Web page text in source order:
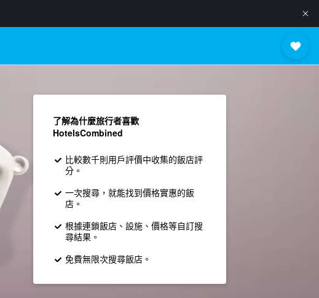
了解為什麼旅行者喜歡
HotelsCombined
比較數千則用戶評價中收集的飯店評
分。
一次搜尋，就能找到價格實惠的飯
店。
根據連鎖飯店、設施、價格等自訂搜
尋結果。
免費無限次搜尋飯店。